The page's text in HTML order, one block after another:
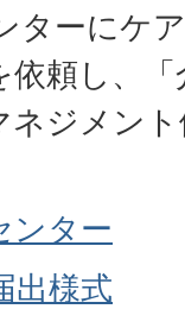
ターにケ
頼し、
ジメン
ンター
出様式